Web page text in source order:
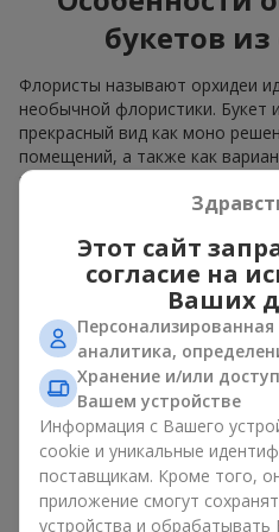
букетов
Флористы называют орхидеи
необычной флористики. Букет
прекрасный вид как моно
помещений, а также как
который сохраняет свою
Благодаря своей структуре
композиции в классическом,
современном стиле. Букет из
как в камерных, так и в
роскошные соцветия легко
элементом композиции. В
сорта растений различается и
это, прежде чем заказать
Кому дарят
Букет из орхидей
Этот сайт
согласие на
Ваших
аналитика,
Хранение и/или
Вашем устройстве
Информация с Вашего
cookie и уникальные
поставщикам. Кроме того,
приложение смогут
устройства и